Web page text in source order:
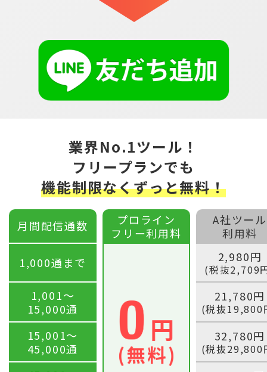
業界No.1ツール！
フリープランでも
機能制限なくずっと無料！
月間配信通数
プロライン
フリー利用料
A社ツール
利用料
1,000通まで
2,980円
(税抜2,709
1,001〜
15,000通
21,780円
(税抜19,800
15,001〜
45,000通
32,780円
(税抜29,800